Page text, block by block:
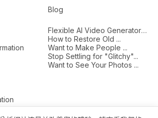
Blog
Flexible AI Video Generators...
How to Restore Old ...
Want to Make People ...
Stop Settling for "Glitchy"...
Want to See Your Photos ...